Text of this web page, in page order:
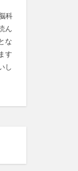
科
ん
な
す
し